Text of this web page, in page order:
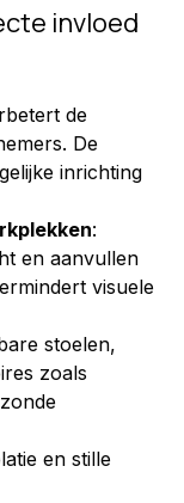
invloed
de
De
inrichting
:
en aanvullen
visuele
stoelen,
zoals
en stille